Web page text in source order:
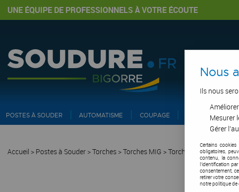
UNE ÉQUIPE DE PROFESSIONNELS À VOTRE ÉCOUTE
POSTES À SOUDER AUTOMATISME COUPAGE PIPE ET
Accueil > Postes à Souder >Torches >Torches MIG >Torche aspirante
Nous
Ils nous
Mesurer
Gérer
Certains
obligatoires,
contenu, la
l'identification
consentement,
retirer votre
notre politique de